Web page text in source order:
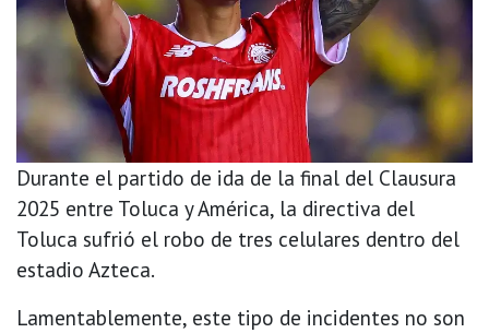
Durante el partido de ida de la final del Clausura
2025 entre Toluca y América, la directiva del
Toluca sufrió el robo de tres celulares dentro del
estadio Azteca.
Lamentablemente, este tipo de incidentes no son